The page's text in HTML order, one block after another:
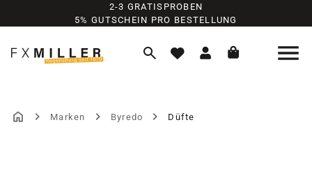
Zum Hauptinhalt springen
2-3 GRATISPROBEN
5% GUTSCHEIN PRO BESTELLUNG
Marken Byredo Düfte